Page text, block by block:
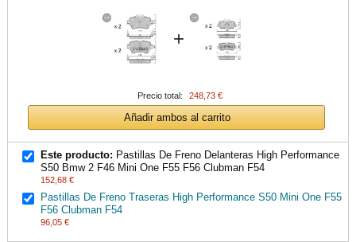
+
Precio total: 248,73 €
Añadir ambos al carrito
Este producto: Pastillas De Freno Delanteras High Performance
S50 Bmw 2 F46 Mini One F55 F56 Clubman F54
152,68 €
Pastillas De Freno Traseras High Performance S50 Mini One F55
F56 Clubman F54
96,05 €